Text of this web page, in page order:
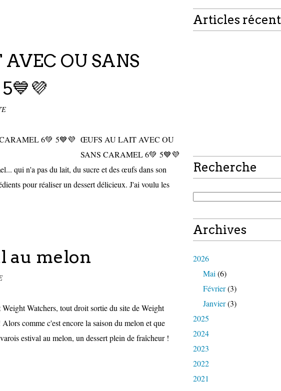
OU SANS
ŒUFS AU LAIT AVEC OU
SANS CARAMEL 6💚 5💙💜
qui n'a pas du lait, du sucre et des œufs dans son
pour réaliser un dessert délicieux. J'ai voulu les
au melon
Weight Watchers, tout droit sortie du site de Weight
Alors comme c'est encore la saison du melon et que
estival au melon, un dessert plein de fraîcheur !
Articles
Recherche
Archives
2026
Mai (6)
Février(3)
Janvier(3)
2025
2024
2023
2022
2021